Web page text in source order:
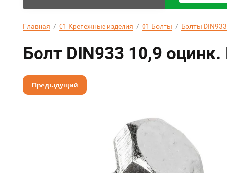
Главная
  /
01 Крепежные изделия
  /
01 Болты
  /
Болты
Болт DIN933 10,9
Предыдущий